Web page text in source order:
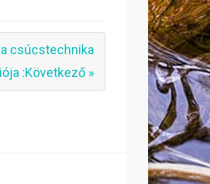
csúcstechnika
:Következő »